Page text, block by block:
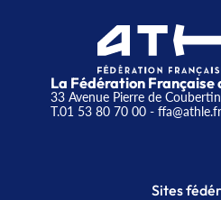
La Fédération Française
33 Avenue Pierre de
T.01 53 80 70 00- ffa@athle.fr
Sites